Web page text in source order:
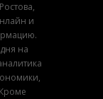
и
на